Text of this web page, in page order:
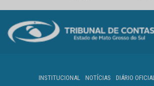
INSTITUCIONAL NOTÍCIAS DIÁRIO OFICIAL